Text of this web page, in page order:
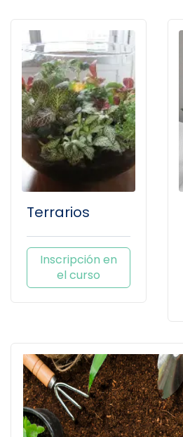
Terrarios
Inscripción en
el curso